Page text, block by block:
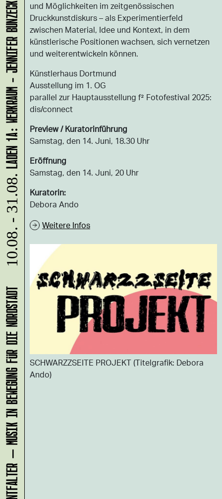
und Möglichkeiten im zeitgenössischen
Druckkunstdiskurs – als Experimentierfeld
zwischen Material, Idee und Kontext, in dem
künstlerische Positionen wachsen, sich vernetzen
und weiterentwickeln können.
Künstlerhaus Dortmund
Ausstellung im 1. OG
parallel zur Hauptausstellung f² Fotofestival 2025:
dis/connect
Preview / Kuratorinführung
Samstag, den 14. Juni, 18.30 Uhr
Eröffnung
Samstag, den 14. Juni, 20 Uhr
Kuratorin:
Debora Ando
Weitere Infos
SCHWARZZSEITE PROJEKT (Titelgrafik: Debora
Ando)
KLANG-ENTFALTER – MUSIK IN BEWEGUNG FÜR DIE NORDSTADT
10.08. - 31.08.
LADEN 1A: WERKRAUM - JENNIFER BUNZECK